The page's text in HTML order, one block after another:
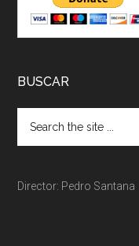
BUSCAR
Director: Pedro Santana